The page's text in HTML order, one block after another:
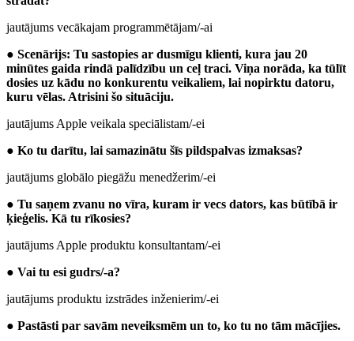
jautājums vecākajam programmētājam/-ai
● Scenārijs: Tu sastopies ar dusmīgu klienti, kura jau 20
minūtes gaida rindā palīdzību un ceļ traci. Viņa norāda, ka tūlīt
dosies uz kādu no konkurentu veikaliem, lai nopirktu datoru,
kuru vēlas. Atrisini šo situāciju.
jautājums Apple veikala speciālistam/-ei
● Ko tu darītu, lai samazinātu šīs pildspalvas izmaksas?
jautājums globālo piegāžu menedžerim/-ei
● Tu saņem zvanu no vīra, kuram ir vecs dators, kas būtībā ir
ķieģelis. Kā tu rīkosies?
jautājums Apple produktu konsultantam/-ei
● Vai tu esi gudrs/-a?
jautājums produktu izstrādes inženierim/-ei
● Pastāsti par savām neveiksmēm un to, ko tu no tām mācījies.